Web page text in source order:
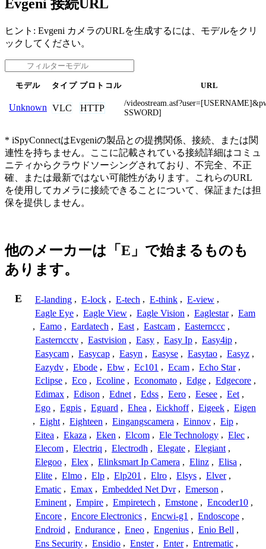
Evgeni 接続URL
ヒント: Evgeni カメラのURLを生成するには、モデルをクリ
ックしてください。
モデル タイプ プロトコル URL
Unknown VLC HTTP
/
SSWORD]
* iSpyConnectはEvgeniの製品との提携関係、接続、または関
連性を持ちません。ここに記載されている接続詳細はコミュ
ニティからクラウドソーシングされており、不完全、不正
確、または最新ではない可能性があります。これらのURL
を使用してカメラに接続できることについて、保証または担
保を提供しません。
他のメーカーは「E」で始まるものも
あります。
E E-landing , E-lock , E-tech , E-think , E-view ,
Eagle Eye , Eagle View , Eagle Vision , Eaglestar , Eam
, Eamo , Eardatech , East , Eastcam , Easternccc ,
Easterncctv , Eastvision , Easy , Easy Ip , Easy4ip ,
Easycam , Easycap , Easyn , Easyse , Easytao , Easyz ,
Eazydv , Ebode , Ebw , Ec101 , Ecam , Echo Star ,
Eclipse , Eco , Ecoline , Economato , Edge , Edgecore ,
Edimax , Edison , Ednet , Edss , Eero , Eesee , Eet ,
Ego , Egpis , Eguard , Ehea , Eickhoff , Eigeek , Eigen
, Eight , Eighteen , Eingangscamera , Einnov , Eip ,
Eitea , Ekaza , Eken , Elcom , Ele Technology , Elec ,
Elecom , Electriq , Electrodh , Elegate , Elegiant ,
Elegoo , Elex , Elinksmart Ip Camera , Elinz , Elisa ,
Elite , Elmo , Elp , Elp201 , Elro , Elsys , Elver ,
Ematic , Emax , Embedded Net Dvr , Emerson ,
Eminent , Empire , Empiretech , Emstone , Encoder10 ,
Encore , Encore Electronics , Encwi-g1 , Endoscope ,
Endroid , Endurance , Eneo , Engenius , Enio Bell ,
Ens Security , Ensidio , Enster , Enter , Entrematic ,